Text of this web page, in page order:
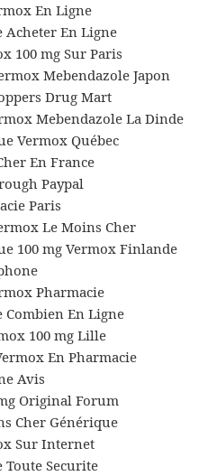
En Ligne
Acheter En Ligne
100 mg Sur Paris
Mebendazole Japon
Drug Mart
Mebendazole La Dinde
Vermox Québec
En France
Paypal
Paris
Le Moins Cher
100 mg Vermox Finlande
Pharmacie
Combien En Ligne
100 mg Lille
En Pharmacie
Avis
Original Forum
Cher Générique
Sur Internet
Toute Securite